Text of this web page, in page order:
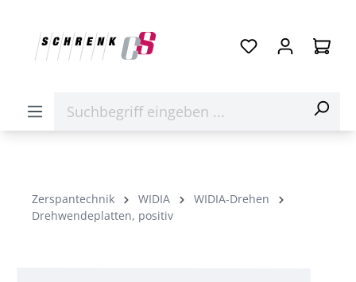
Zerspantechnik WIDIA
WIDIA-Drehen
Drehwendeplatten, positiv